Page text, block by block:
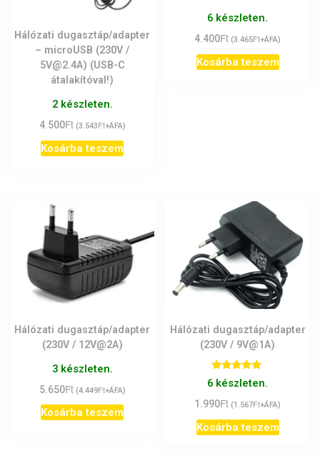
Hálózati dugasztáp/adapter
– microUSB (230V /
5V@2.4A) (USB-C
átalakítóval!)
2 készleten.
4.500Ft (3.543Ft+ÁFA)
Kosárba teszem
6 készleten.
4.400Ft (3.465Ft+ÁFA)
Kosárba teszem
Hálózati dugasztáp/adapter
(230V / 12V@2A)
3 készleten.
5.650Ft (4.449Ft+ÁFA)
Kosárba teszem
Hálózati dugasztáp/adapter
(230V / 9V@1A)
Értékelés:
5.00
6 készleten.
1.990Ft (1.567Ft+ÁFA)
Kosárba teszem